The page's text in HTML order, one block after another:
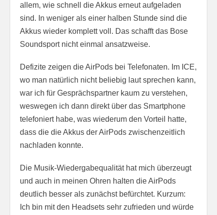
allem, wie schnell die Akkus erneut aufgeladen
sind. In weniger als einer halben Stunde sind die
Akkus wieder komplett voll. Das schafft das Bose
Soundsport nicht einmal ansatzweise.
Defizite zeigen die AirPods bei Telefonaten. Im ICE,
wo man natürlich nicht beliebig laut sprechen kann,
war ich für Gesprächspartner kaum zu verstehen,
weswegen ich dann direkt über das Smartphone
telefoniert habe, was wiederum den Vorteil hatte,
dass die die Akkus der AirPods zwischenzeitlich
nachladen konnte.
Die Musik-Wiedergabequalität hat mich überzeugt
und auch in meinen Ohren halten die AirPods
deutlich besser als zunächst befürchtet. Kurzum:
Ich bin mit den Headsets sehr zufrieden und würde